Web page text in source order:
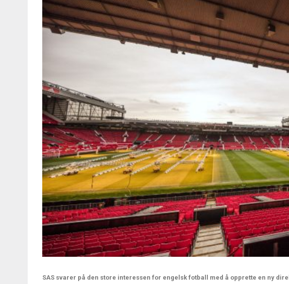
SAS svarer på den store interessen for engelsk fotball med å opprette en ny